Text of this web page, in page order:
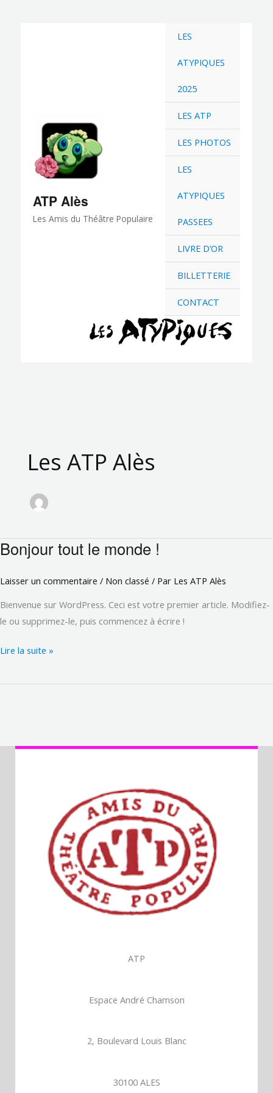
ATP Alès
Les Amis du Théâtre Populaire
LES
ATYPIQUES
2025
LES ATP
LES PHOTOS
LES
ATYPIQUES
PASSEES
LIVRE D’OR
BILLETTERIE
CONTACT
Les ATP Alès
Bonjour tout le monde !
Laisser un commentaire / Non classé / Par Les ATP Alès
Bienvenue sur WordPress. Ceci est votre premier article. Modifiez-
le ou supprimez-le, puis commencez à écrire !
Bonjour
le
Lire la suite »
ATP
Espace André Chamson
2, Boulevard Louis Blanc
30100 ALES